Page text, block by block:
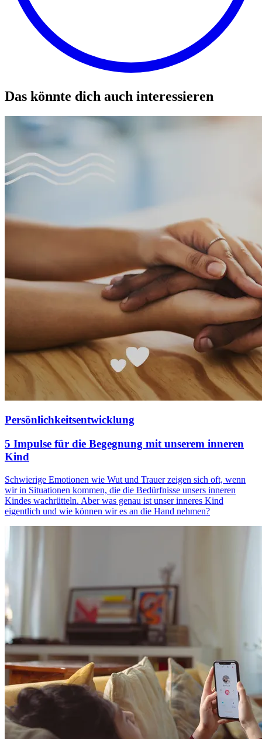
Das könnte dich auch interessieren
Persönlichkeitsentwicklung
5 Impulse für die Begegnung mit unserem inneren
Kind
Schwierige Emotionen wie Wut und Trauer zeigen sich oft, wenn
wir in Situationen kommen, die die Bedürfnisse unsers inneren
Kindes wachrütteln. Aber was genau ist unser inneres Kind
eigentlich und wie können wir es an die Hand nehmen?